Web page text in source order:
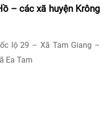
– các xã huyện Krông
lộ 29 – Xã Tam Giang –
Ea Tam